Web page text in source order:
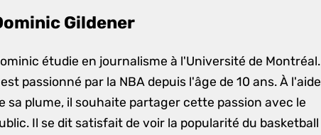
Gildener
étudie en journalisme à l'Université de Montréal.
passionné par la NBA depuis l'âge de 10 ans. À l'aide
sa plume, il souhaite partager cette passion avec le
Il se dit satisfait de voir la popularité du basketball